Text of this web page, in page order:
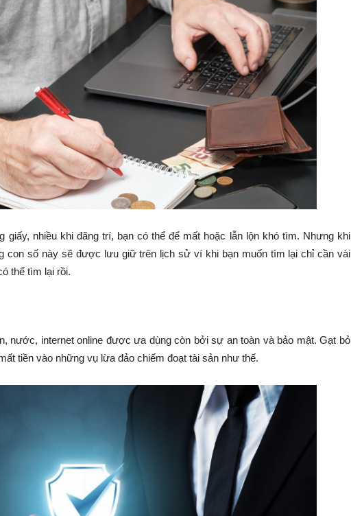
giấy, nhiều khi đãng trí, bạn có thể để mất hoặc lẫn lộn khó tìm. Nhưng khi
con số này sẽ được lưu giữ trên lịch sử ví khi bạn muốn tìm lại chỉ cần vài
thể tìm lại rồi.
nước, internet online được ưa dùng còn bởi sự an toàn và bảo mật. Gạt bỏ
tiền vào những vụ lừa đảo chiếm đoạt tài sản như thế.